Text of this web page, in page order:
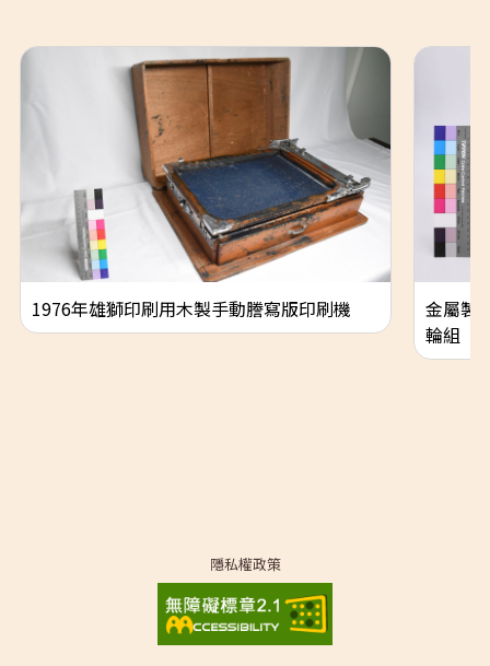
1976年雄獅印刷用木製手動謄寫版印刷機
金屬製
輪組
隱私權政策